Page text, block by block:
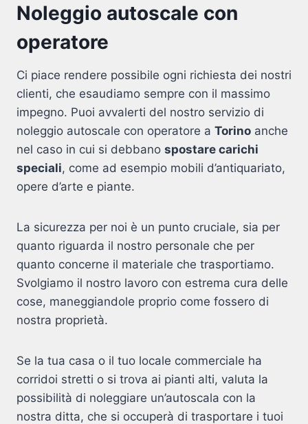
Noleggio autoscale con
operatore
Ci piace rendere possibile ogni richiesta dei nostri
clienti, che esaudiamo sempre con il massimo
impegno. Puoi avvalerti del nostro servizio di
noleggio autoscale con operatore a Torino anche
nel caso in cui si debbano spostare carichi
speciali, come ad esempio mobili d’antiquariato,
opere d’arte e piante.
La sicurezza per noi è un punto cruciale, sia per
quanto riguarda il nostro personale che per
quanto concerne il materiale che trasportiamo.
Svolgiamo il nostro lavoro con estrema cura delle
cose, maneggiandole proprio come fossero di
nostra proprietà.
Se la tua casa o il tuo locale commerciale ha
corridoi stretti o si trova ai pianti alti, valuta la
possibilità di noleggiare un’autoscala con la
nostra ditta, che si occuperà di trasportare i tuoi